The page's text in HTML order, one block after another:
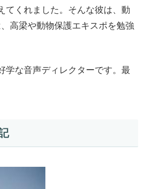
てくれました。そんな彼は、動
高梁や動物保護エキスポを勉強
学な音声ディレクターです。最